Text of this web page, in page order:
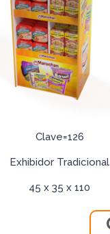
Clave=126
Exhibidor Tradicional
45 x 35 x 110